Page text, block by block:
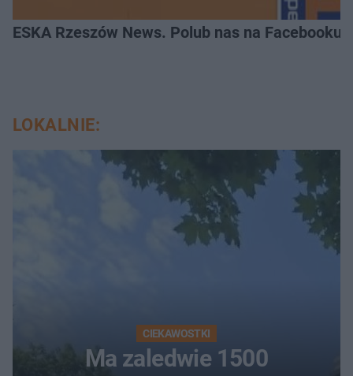
ESKA Rzeszów News. Polub nas na Facebooku!
LOKALNIE:
CIEKAWOSTKI
Ma zaledwie 1500